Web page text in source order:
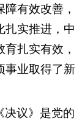
有效改善，
扎实推进，中
扎实有效，
事业取得了新
决议》是党的